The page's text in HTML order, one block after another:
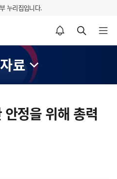
누리집입니다.
알림설정 바로가기 검색 바로가기 메뉴 열기
료
정을 위해 총력